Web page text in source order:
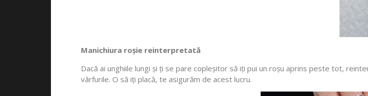
Manichiura roșie reinterpretată
Dacă ai unghiile lungi și ți se pare copleșitor să iți pui un roșu aprins peste tot,
vârfurile. O să iți placă, te asigurăm de acest lucru.